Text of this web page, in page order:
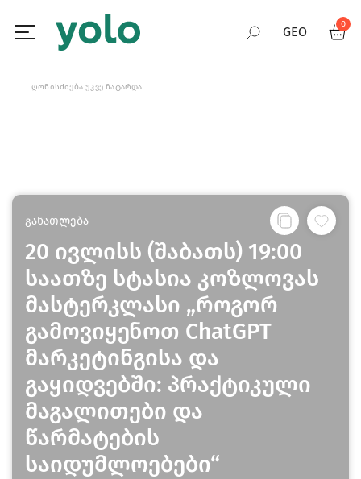
GEO
0
ᲦᲝᲜᲘᲡᲫᲘᲔᲑᲐ ᲣᲙᲕᲔ ᲩᲐᲢᲐᲠᲓᲐ
განათლება
20 ივლისს (შაბათს) 19:00
საათზე სტასია კოზლოვას
მასტერკლასი „როგორ
გამოვიყენოთ ChatGPT
მარკეტინგისა და
გაყიდვებში: პრაქტიკული
მაგალითები და
წარმატების
საიდუმლოებები“